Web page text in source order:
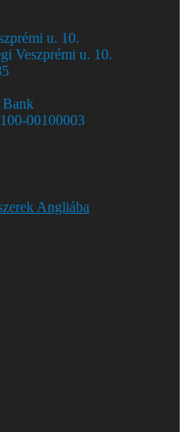
u. 10.
Veszprémi u. 10.
Bank
00100003
Angliába